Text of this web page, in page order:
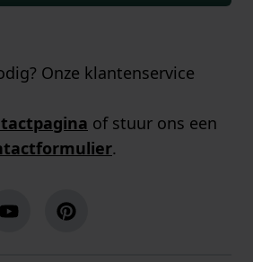
Onze klantenservice
of stuur ons een
.